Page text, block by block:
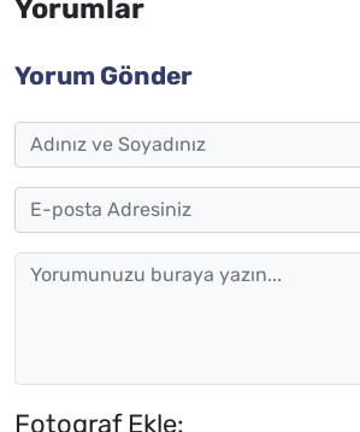
Yorumlar
Yorum Gönder
Fotograf Ekle: